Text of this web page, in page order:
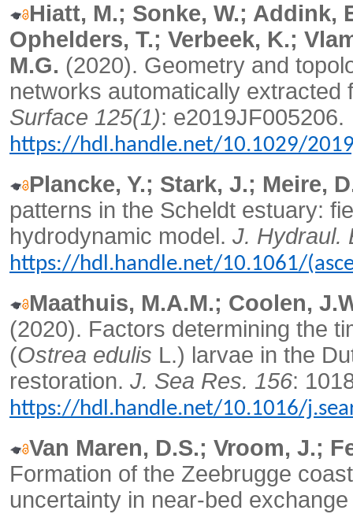
Hiatt, M.; Sonke, W.; Addink,
Ophelders, T.; Verbeek, K.;
M.G. (2020). Geometry and
networks automatically
Surface 125(1): e2019JF005206.
https://hdl.handle.net/10.1029/
Plancke, Y.; Stark, J.; Meire,
patterns in the Scheldt estuary:
hydrodynamic model. J. Hydraul.
https://hdl.handle.net/10.1061/
Maathuis, M.A.M.; Coolen,
(2020). Factors determining the
(Ostrea edulis L.) larvae in the
restoration. J. Sea Res. 156:
https://hdl.handle.net/10.1016/
Van Maren, D.S.; Vroom, J.;
Formation of the Zeebrugge
uncertainty in near-bed